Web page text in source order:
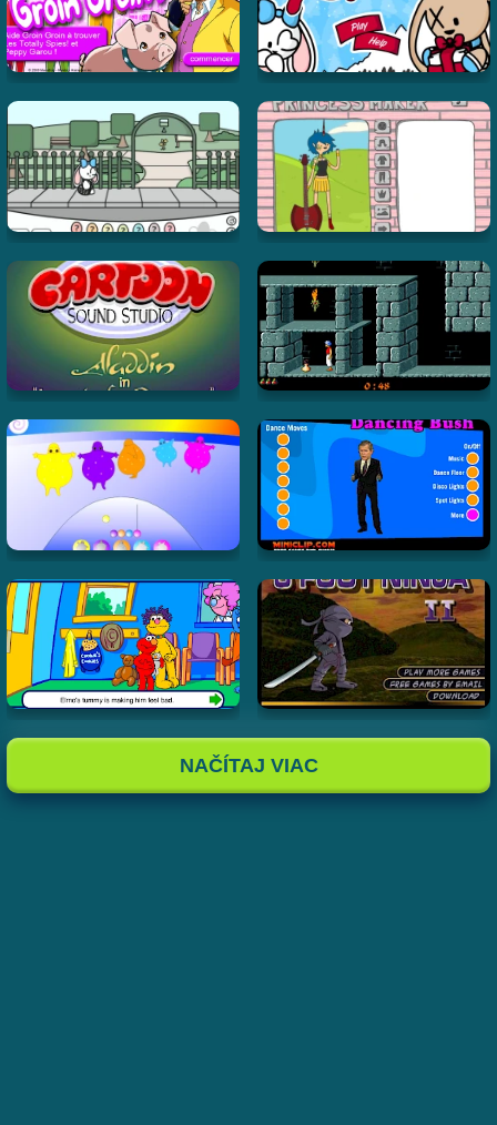
NAČÍTAJ VIAC